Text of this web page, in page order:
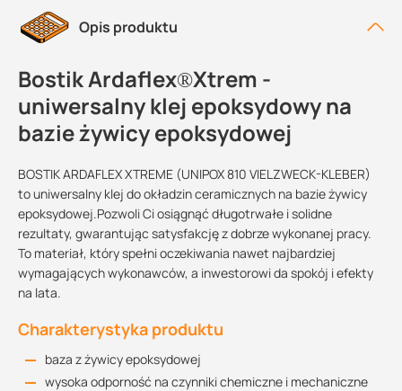
Opis produktu
Bostik Ardaflex®Xtrem -
uniwersalny klej epoksydowy na
bazie żywicy epoksydowej
BOSTIK ARDAFLEX XTREME (UNIPOX 810 VIELZWECK-KLEBER)
to uniwersalny klej do okładzin ceramicznych na bazie żywicy
epoksydowej.Pozwoli Ci osiągnąć długotrwałe i solidne
rezultaty, gwarantując satysfakcję z dobrze wykonanej pracy.
To materiał, który spełni oczekiwania nawet najbardziej
wymagających wykonawców, a inwestorowi da spokój i efekty
na lata.
Charakterystyka produktu
baza z żywicy epoksydowej
wysoka odporność na czynniki chemiczne i mechaniczne